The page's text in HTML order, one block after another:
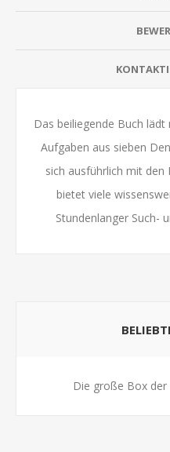
Das beiliegende Buch
Aufgaben aus sieben
sich ausführlich mit den
bietet viele
Stundenlanger Such-
Die große Box